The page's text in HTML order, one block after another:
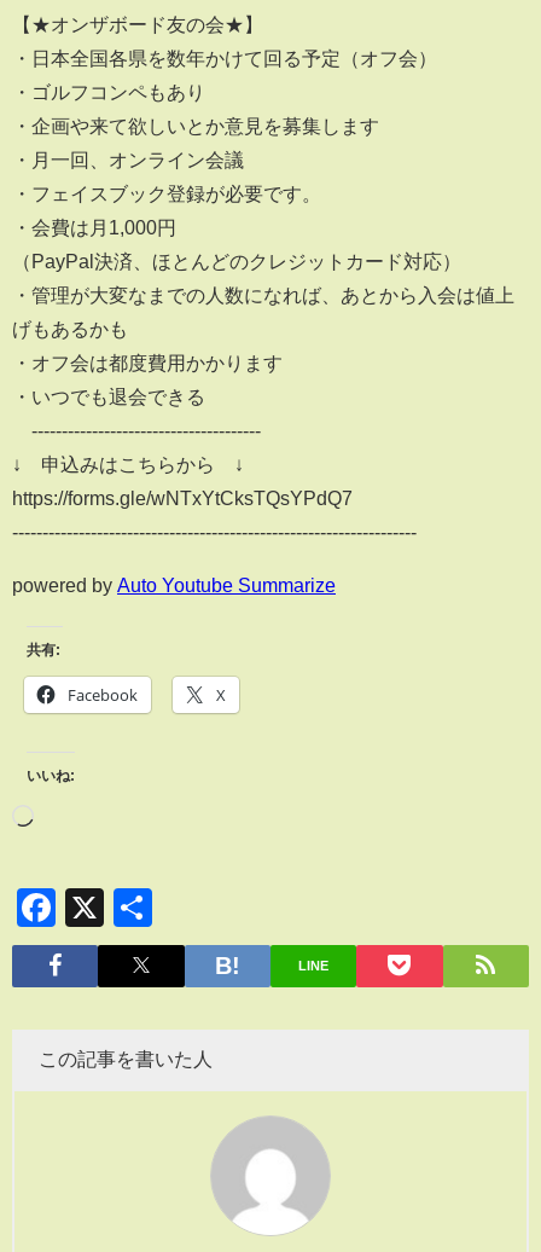
【★オンザボード友の会★】
・日本全国各県を数年かけて回る予定（オフ会）
・ゴルフコンペもあり
・企画や来て欲しいとか意見を募集します
・月一回、オンライン会議
・フェイスブック登録が必要です。
・会費は月1,000円
（PayPal決済、ほとんどのクレジットカード対応）
・管理が大変なまでの人数になれば、あとから入会は値上
げもあるかも
・オフ会は都度費用かかります
・いつでも退会できる
--------------------------------------
↓ 申込みはこちらから ↓
https://forms.gle/wNTxYtCksTQsYPdQ7
-------------------------------------------------------------------
powered by Auto Youtube Summarize
共有:
Facebook X
いいね:
Facebook
X
有
LINE
この記事を書いた人